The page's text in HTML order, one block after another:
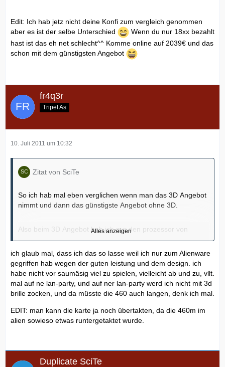
Edit: Ich hab jetz nicht deine Konfi zum vergleich genommen
aber es ist der selbe Unterschied
Wenn du nur 18xx bezahlt
hast ist das eh net schlecht^^ Komme online auf 2039€ und das
schon mit dem günstigsten Angebot
fr4q3r
Tripel As
10. Juli 2011 um 10:32
Zitat von SciTe
So ich hab mal eben verglichen wenn man das 3D Angebot
nimmt und dann das günstigste Angebot ohne 3D.
Also beim 3D Angebot hab ich nur den prozessor von
2630QM auf 2720QM geändert damit ich die gleiche Konfi
hab wie beim günstigsten Angebot ohne 3D.e
Beim günstigsten Angebot ohne 3D hab ich die GPU
geändert auf GTX580m und das Display auf FHD...
Somit sind jetzt folgende Unterschiede:
Alles anzeigen
ich glaub mal, dass ich das so lasse weil ich nur zum Alienware
gegriffen hab wegen der guten leistung und dem design. ich
habe nicht vor saumäsig viel zu spielen, vielleicht ab und zu, vllt.
mal auf ne lan-party, und auf ner lan-party werd ich nicht mit 3d
brille zocken, und da müsste die 460 auch langen, denk ich mal.
EDIT: man kann die karte ja noch übertakten, da die 460m im
alien sowieso etwas runtergetaktet wurde.
Duplicate SciTe